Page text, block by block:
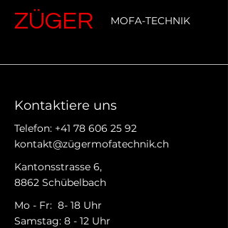
ZÜGER MOFA-TECHNIK
Kontaktiere uns
Telefon: +41 78 606 25 92
kontakt@zügermofatechnik.ch
Kantonsstrasse 6,
8862 Schübelbach
Mo - Fr: 8- 18 Uhr
Samstag: 8 - 12 Uhr